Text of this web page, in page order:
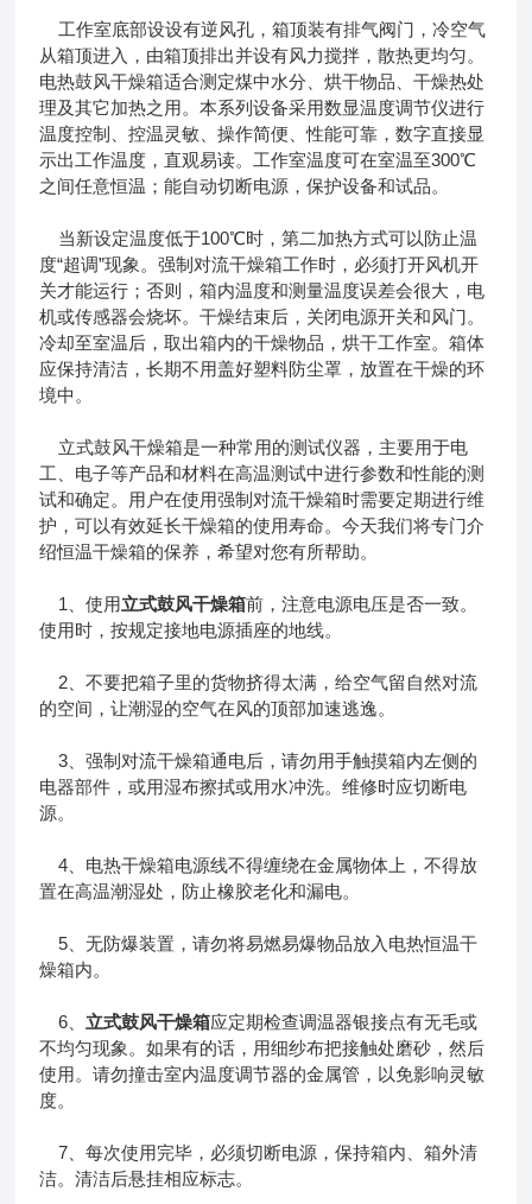
工作室底部设设有逆风孔，箱顶装有排气阀门，冷空气
从箱顶进入，由箱顶排出并设有风力搅拌，散热更均匀。
电热鼓风干燥箱适合测定煤中水分、烘干物品、干燥热处
理及其它加热之用。本系列设备采用数显温度调节仪进行
温度控制、控温灵敏、操作简便、性能可靠，数字直接显
示出工作温度，直观易读。工作室温度可在室温至300℃
之间任意恒温；能自动切断电源，保护设备和试品。
当新设定温度低于100℃时，第二加热方式可以防止温
度“超调”现象。强制对流干燥箱工作时，必须打开风机开
关才能运行；否则，箱内温度和测量温度误差会很大，电
机或传感器会烧坏。干燥结束后，关闭电源开关和风门。
冷却至室温后，取出箱内的干燥物品，烘干工作室。箱体
应保持清洁，长期不用盖好塑料防尘罩，放置在干燥的环
境中。
立式鼓风干燥箱是一种常用的测试仪器，主要用于电
工、电子等产品和材料在高温测试中进行参数和性能的测
试和确定。用户在使用强制对流干燥箱时需要定期进行维
护，可以有效延长干燥箱的使用寿命。今天我们将专门介
绍恒温干燥箱的保养，希望对您有所帮助。
1、使用立式鼓风干燥箱前，注意电源电压是否一致。
使用时，按规定接地电源插座的地线。
2、不要把箱子里的货物挤得太满，给空气留自然对流
的空间，让潮湿的空气在风的顶部加速逃逸。
3、强制对流干燥箱通电后，请勿用手触摸箱内左侧的
电器部件，或用湿布擦拭或用水冲洗。维修时应切断电
源。
4、电热干燥箱电源线不得缠绕在金属物体上，不得放
置在高温潮湿处，防止橡胶老化和漏电。
5、无防爆装置，请勿将易燃易爆物品放入电热恒温干
燥箱内。
6、 立式鼓风干燥箱应定期检查调温器银接点有无毛或
不均匀现象。如果有的话，用细纱布把接触处磨砂，然后
使用。请勿撞击室内温度调节器的金属管，以免影响灵敏
度。
7、每次使用完毕，必须切断电源，保持箱内、箱外清
洁。清洁后悬挂相应标志。